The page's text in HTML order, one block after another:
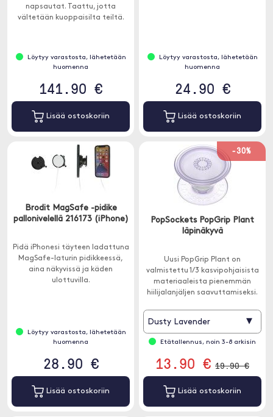
napsautat. Taattu, jotta
vältetään kuoppaisilta teiltä.
Löytyy varastosta, lähetetään
huomenna
141.90 €
Lisää ostoskoriin
Löytyy varastosta, lähetetään
huomenna
24.90 €
Lisää ostoskoriin
Brodit MagSafe -pidike
pallonivelellä 216173 (iPhone)
Pidä iPhonesi täyteen ladattuna
MagSafe-laturin pidikkeessä,
aina näkyvissä ja käden
ulottuvilla.
Löytyy varastosta, lähetetään
huomenna
28.90 €
Lisää ostoskoriin
-30%
PopSockets PopGrip Plant
läpinäkyvä
Uusi PopGrip Plant on
valmistettu 1/3 kasvipohjaisista
materiaaleista pienemmän
hiilijalanjäljen saavuttamiseksi.
Dusty Lavender ▾
Etätallennus, noin 3-8 arkisin
13.90 € 19.90 €
Lisää ostoskoriin